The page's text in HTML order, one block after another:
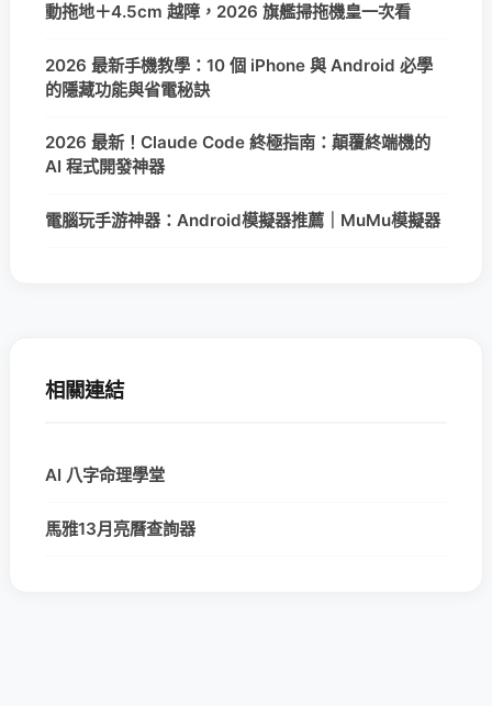
動拖地＋4.5cm 越障，2026 旗艦掃拖機皇一次看
2026 最新手機教學：10 個 iPhone 與 Android 必學
的隱藏功能與省電秘訣
2026 最新！Claude Code 終極指南：顛覆終端機的
AI 程式開發神器
電腦玩手游神器：Android模擬器推薦｜MuMu模擬器
相關連結
AI 八字命理學堂
馬雅13月亮曆查詢器